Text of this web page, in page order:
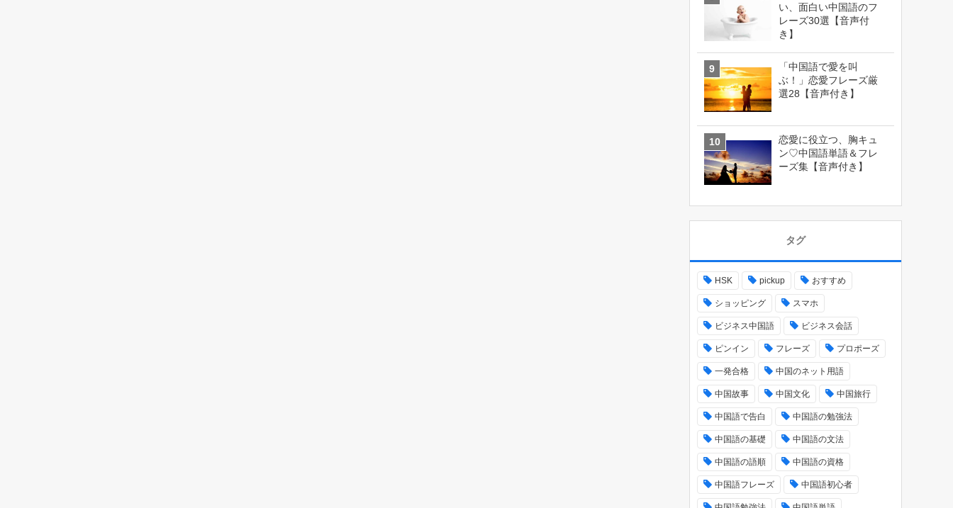
い、面白い中国語のフ
レーズ30選【音声付
き】
「中国語で愛を叫
ぶ！」恋愛フレーズ厳
選28【音声付き】
恋愛に役立つ、胸キュ
ン♡中国語単語＆フレ
ーズ集【音声付き】
タグ
HSK pickup おすすめ
ショッピング スマホ
ビジネス中国語 ビジネス会話
ピンイン フレーズ プロポーズ
一発合格 中国のネット用語
中国故事 中国文化 中国旅行
中国語で告白 中国語の勉強法
中国語の基礎 中国語の文法
中国語の語順 中国語の資格
中国語フレーズ 中国語初心者